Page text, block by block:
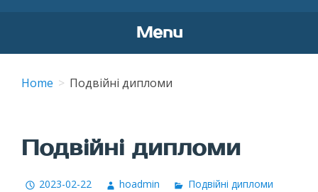
Menu
content
Home Подвійні дипломи
Подвійні дипломи
2023-02-22 hoadmin Подвійні дипломи